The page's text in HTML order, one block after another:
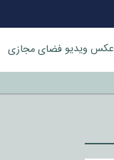
عکس ویدیوفضای مجازی